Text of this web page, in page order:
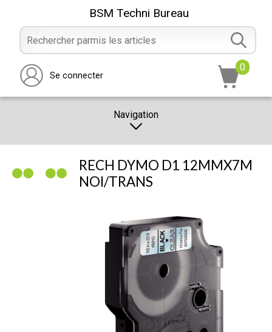
BSM Techni Bureau
Se connecter
0
Navigation
PROMOTION
NOUS CONTACTER
RÉALISATION
RECH DYMO D1 12MMX7M
NOI/TRANS